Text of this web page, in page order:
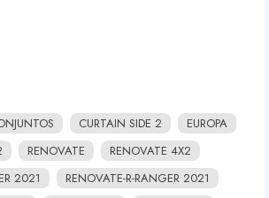
CURTAIN SIDE 2
EUROPA
RENOVATE
RENOVATE 4X2
2021
RENOVATE-R-RANGER 2021